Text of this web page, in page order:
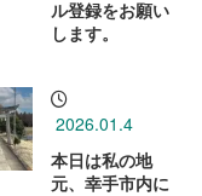
ル登録をお願い
します。
2026.01.4
本日は私の地
元、幸手市内に